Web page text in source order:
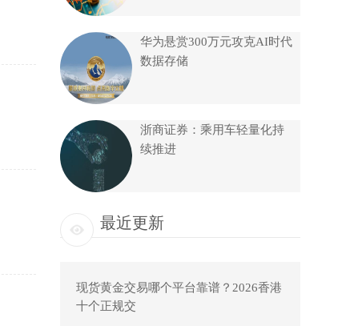
华为悬赏300万元攻克AI时代
数据存储
浙商证券：乘用车轻量化持
续推进
最近更新
现货黄金交易哪个平台靠谱？2026香港
十个正规交